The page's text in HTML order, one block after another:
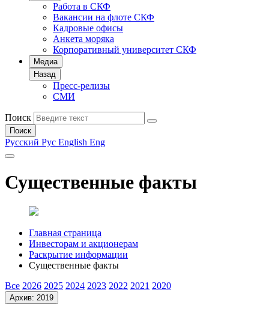
Работа в СКФ
Вакансии на флоте СКФ
Кадровые офисы
Анкета моряка
Корпоративный университет СКФ
Медиа
Назад
Пресс-релизы
СМИ
Поиск
Поиск
Русский Рус English Eng
Существенные факты
Главная страница
Инвесторам и акционерам
Раскрытие информации
Существенные факты
Все 2026 2025 2024 2023 2022 2021 2020
Архив: 2019